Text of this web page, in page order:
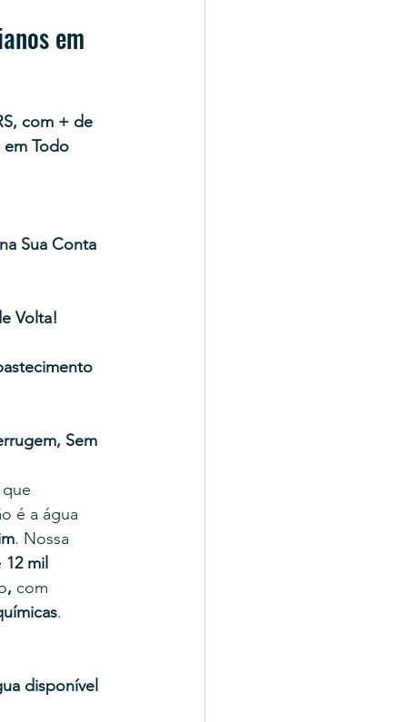
em
com + de
em Todo
Sua Conta
Volta!
Sem
é a água
. Nossa
12 mil
, com
.
disponível